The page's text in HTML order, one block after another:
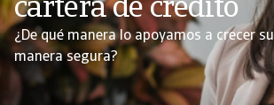
cartera de crédito
¿De qué manera lo apoyamos a crecer
manera segura?
riesgos comerciales
Conozca nuestros servicios